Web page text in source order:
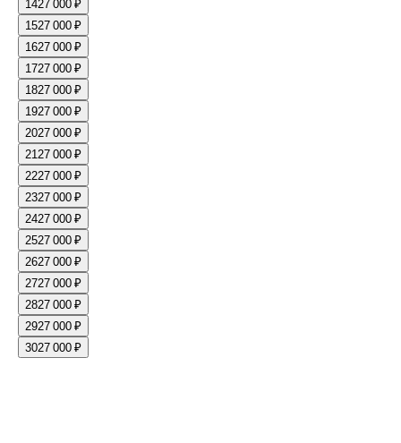
1427 000 ₽
1527 000 ₽
1627 000 ₽
1727 000 ₽
1827 000 ₽
1927 000 ₽
2027 000 ₽
2127 000 ₽
2227 000 ₽
2327 000 ₽
2427 000 ₽
2527 000 ₽
2627 000 ₽
2727 000 ₽
2827 000 ₽
2927 000 ₽
3027 000 ₽